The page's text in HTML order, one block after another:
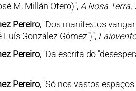
M. Millán Otero)", A Nosa Terra,
Pereiro, "Dos manifestos
Luís González Gómez")", Laiovento
Pereiro, "Da escrita do
Pereiro, "Só nos vastos